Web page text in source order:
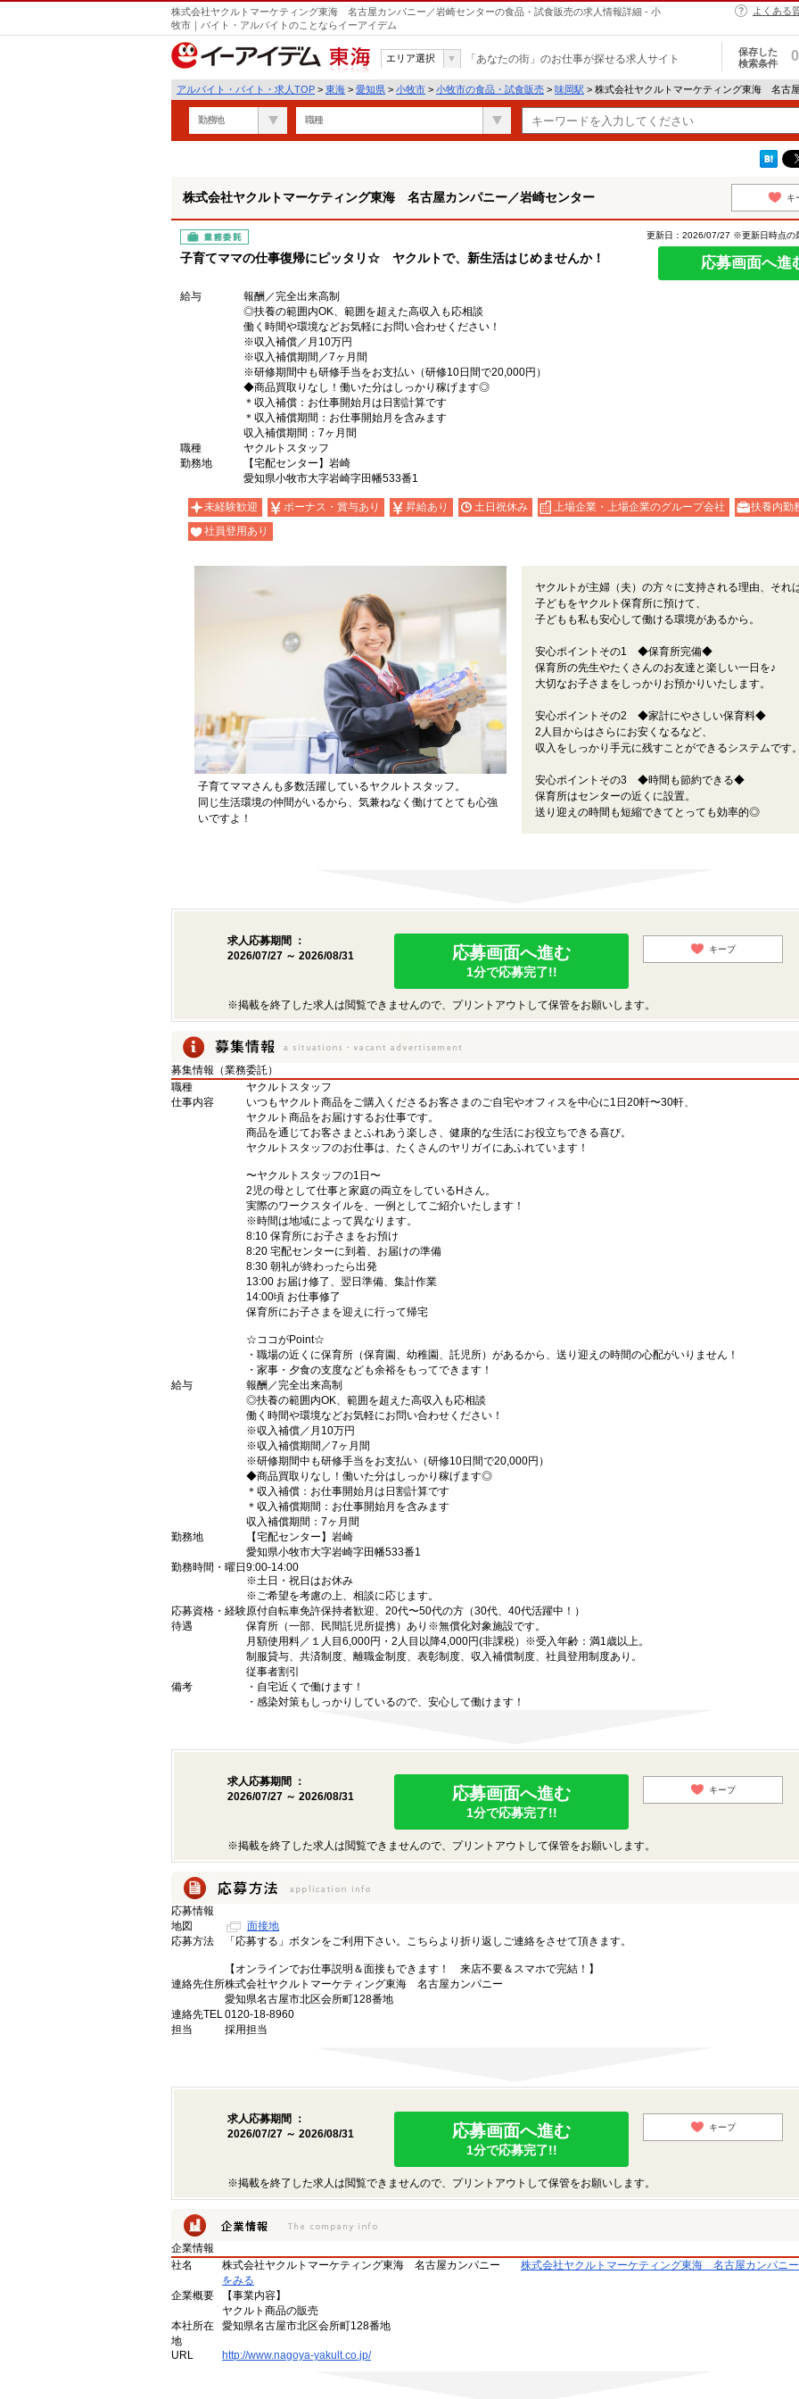
株式会社ヤクルトマーケティング東海 名古屋カンパニー／岩崎センターの食品・試食販売の求人情報詳細 - 小
牧市｜バイト・アルバイトのことならイーアイデム
よくある
東海
エリア選択 「あなたの街」のお仕事が探せる求人サイト
保存した
検索条件
0
アルバイト・バイト・求人TOP > 東海 > 愛知県 > 小牧市 > 小牧市の食品・試食販売 > 味岡駅 > 株式会社ヤクルトマーケティング東海 名古
勤務地 職種
株式会社ヤクルトマーケティング東海 名古屋カンパニー／岩崎センター キ
業務委託
子育てママの仕事復帰にピッタリ☆ ヤクルトで、新生活はじめませんか！
更新日：2026/07/27 ※更新日時点の
応募画面へ進
給与
報酬／完全出来高制
◎扶養の範囲内OK、範囲を超えた高収入も応相談
働く時間や環境などお気軽にお問い合わせください！
※収入補償／月10万円
※収入補償期間／7ヶ月間
※研修期間中も研修手当をお支払い（研修10日間で20,000円）
◆商品買取りなし！働いた分はしっかり稼げます◎
＊収入補償：お仕事開始月は日割計算です
＊収入補償期間：お仕事開始月を含みます
収入補償期間：7ヶ月間
職種
ヤクルトスタッフ
勤務地
【宅配センター】岩崎
愛知県小牧市大字岩崎字田幡533番1
未経験歓迎 ボーナス・賞与あり 昇給あり 土日祝休み 上場企業・上場企業のグループ会社
扶養内勤
社員登用あり
子育てママさんも多数活躍しているヤクルトスタッフ。
同じ生活環境の仲間がいるから、気兼ねなく働けてとても心強
いですよ！
ヤクルトが主婦（夫）の方々に支持される理由、それ
子どもをヤクルト保育所に預けて、
子どもも私も安心して働ける環境があるから。
安心ポイントその1 ◆保育所完備◆
保育所の先生やたくさんのお友達と楽しい一日を♪
大切なお子さまをしっかりお預かりいたします。
安心ポイントその2 ◆家計にやさしい保育料◆
2人目からはさらにお安くなるなど、
収入をしっかり手元に残すことができるシステムです。
安心ポイントその3 ◆時間も節約できる◆
保育所はセンターの近くに設置。
送り迎えの時間も短縮できてとっても効率的◎
求人応募期間 ：
2026/07/27 ～ 2026/08/31
応募画面へ進む
1分で応募完了!!
キープ
※掲載を終了した求人は閲覧できませんので、プリントアウトして保管をお願いします。
募集情報（業務委託）
職種
ヤクルトスタッフ
仕事内容
いつもヤクルト商品をご購入くださるお客さまのご自宅やオフィスを中心に1日20軒〜30軒、
ヤクルト商品をお届けするお仕事です。
商品を通じてお客さまとふれあう楽しさ、健康的な生活にお役立ちできる喜び。
ヤクルトスタッフのお仕事は、たくさんのヤリガイにあふれています！
〜ヤクルトスタッフの1日〜
2児の母として仕事と家庭の両立をしているHさん。
実際のワークスタイルを、一例としてご紹介いたします！
※時間は地域によって異なります。
8:10 保育所にお子さまをお預け
8:20 宅配センターに到着、お届けの準備
8:30 朝礼が終わったら出発
13:00 お届け修了、翌日準備、集計作業
14:00頃 お仕事修了
保育所にお子さまを迎えに行って帰宅
☆ココがPoint☆
・職場の近くに保育所（保育園、幼稚園、託児所）があるから、送り迎えの時間の心配がいりません！
・家事・夕食の支度なども余裕をもってできます！
給与
報酬／完全出来高制
◎扶養の範囲内OK、範囲を超えた高収入も応相談
働く時間や環境などお気軽にお問い合わせください！
※収入補償／月10万円
※収入補償期間／7ヶ月間
※研修期間中も研修手当をお支払い（研修10日間で20,000円）
◆商品買取りなし！働いた分はしっかり稼げます◎
＊収入補償：お仕事開始月は日割計算です
＊収入補償期間：お仕事開始月を含みます
収入補償期間：7ヶ月間
勤務地
【宅配センター】岩崎
愛知県小牧市大字岩崎字田幡533番1
勤務時間・曜日 9:00-14:00
※土日・祝日はお休み
※ご希望を考慮の上、相談に応じます。
応募資格・経験原付自転車免許保持者歓迎、20代〜50代の方（30代、40代活躍中！）
待遇
保育所（一部、民間託児所提携）あり※無償化対象施設です。
月額使用料／１人目6,000円・2人目以降4,000円(非課税）※受入年齢：満1歳以上。
制服貸与、共済制度、離職金制度、表彰制度、収入補償制度、社員登用制度あり。
従事者割引
備考
・自宅近くで働けます！
・感染対策もしっかりしているので、安心して働けます！
求人応募期間 ：
2026/07/27 ～ 2026/08/31
応募画面へ進む
1分で応募完了!!
キープ
※掲載を終了した求人は閲覧できませんので、プリントアウトして保管をお願いします。
応募情報
地図
面接地
応募方法
「応募する」ボタンをご利用下さい。こちらより折り返しご連絡をさせて頂きます。
【オンラインでお仕事説明＆面接もできます！ 来店不要＆スマホで完結！】
連絡先住所株式会社ヤクルトマーケティング東海 名古屋カンパニー
愛知県名古屋市北区会所町128番地
連絡先TEL0120-18-8960
担当
採用担当
求人応募期間 ：
2026/07/27 ～ 2026/08/31
応募画面へ進む
1分で応募完了!!
キープ
※掲載を終了した求人は閲覧できませんので、プリントアウトして保管をお願いします。
企業情報
社名
株式会社ヤクルトマーケティング東海 名古屋カンパニー
株式会社ヤクルトマーケティング東海 名古屋カンパニ
をみる
企業概要
【事業内容】
ヤクルト商品の販売
本社所在
地
愛知県名古屋市北区会所町128番地
URL http://www.nagoya-yakult.co.jp/